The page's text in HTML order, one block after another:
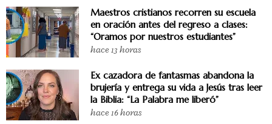
Maestros cristianos recorren su escuela
en oración antes del regreso a clases:
“Oramos por nuestros estudiantes”
hace 13 horas
Ex cazadora de fantasmas abandona la
brujería y entrega su vida a Jesús tras leer
la Biblia: “La Palabra me liberó”
hace 16 horas